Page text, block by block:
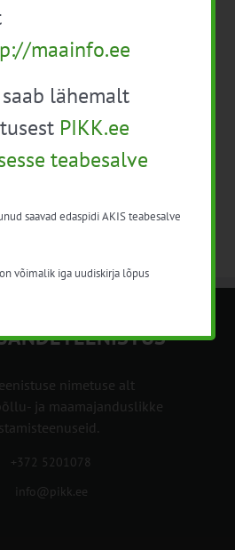
Järgmine päev
nimetuse alt
ja maamajanduslikke
+372 5201078
info@pikk.ee
maainfo.ee
lähemalt
PIKK.ee
teabesalve
saavad edaspidi AKIS teabesalve
võimalik iga uudiskirja lõpus